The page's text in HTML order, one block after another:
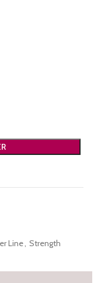
Line, Strength